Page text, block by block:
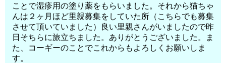
ことで湿疹用の塗り薬をもらいました。それから猫ちゃ
んは２ヶ月ほど里親募集をしていた所（こちらでも募集
させて頂いていました）良い里親さんがいましたので昨
日そちらに旅立ちました。ありがとうございました。ま
た、コーギーのことでこれからもよろしくお願いしま
す。